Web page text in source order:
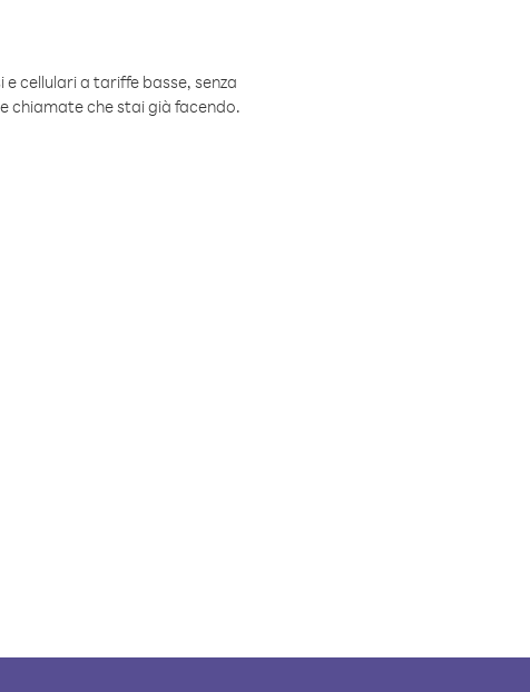
cellulari a tariffe basse, senza
chiamate che stai già facendo.